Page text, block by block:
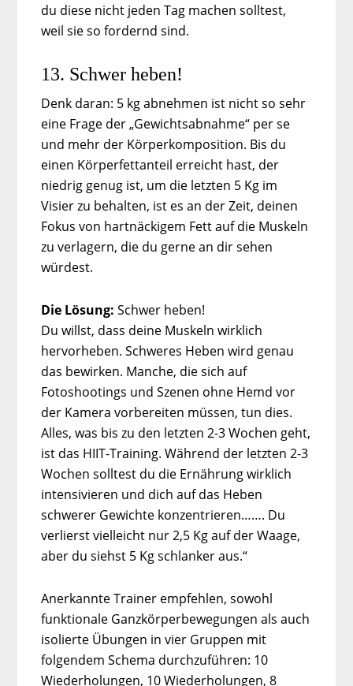
du diese nicht jeden Tag machen solltest,
weil sie so fordernd sind.
13. Schwer heben!
Denk daran: 5 kg abnehmen ist nicht so sehr
eine Frage der „Gewichtsabnahme“ per se
und mehr der Körperkomposition. Bis du
einen Körperfettanteil erreicht hast, der
niedrig genug ist, um die letzten 5 Kg im
Visier zu behalten, ist es an der Zeit, deinen
Fokus von hartnäckigem Fett auf die Muskeln
zu verlagern, die du gerne an dir sehen
würdest.
Die Lösung: Schwer heben!
Du willst, dass deine Muskeln wirklich
hervorheben. Schweres Heben wird genau
das bewirken. Manche, die sich auf
Fotoshootings und Szenen ohne Hemd vor
der Kamera vorbereiten müssen, tun dies.
Alles, was bis zu den letzten 2-3 Wochen geht,
ist das HIIT-Training. Während der letzten 2-3
Wochen solltest du die Ernährung wirklich
intensivieren und dich auf das Heben
schwerer Gewichte konzentrieren……. Du
verlierst vielleicht nur 2,5 Kg auf der Waage,
aber du siehst 5 Kg schlanker aus.“
Anerkannte Trainer empfehlen, sowohl
funktionale Ganzkörperbewegungen als auch
isolierte Übungen in vier Gruppen mit
folgendem Schema durchzuführen: 10
Wiederholungen, 10 Wiederholungen, 8